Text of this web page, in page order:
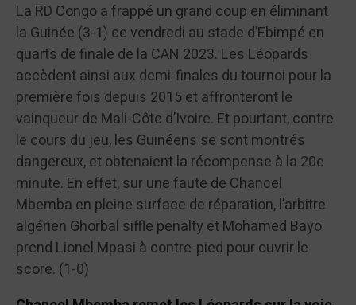
La RD Congo a frappé un grand coup en éliminant
la Guinée (3-1) ce vendredi au stade d’Ebimpé en
quarts de finale de la CAN 2023. Les Léopards
accèdent ainsi aux demi-finales du tournoi pour la
première fois depuis 2015 et affronteront le
vainqueur de Mali-Côte d’Ivoire. Et pourtant, contre
le cours du jeu, les Guinéens se sont montrés
dangereux, et obtenaient la récompense à la 20e
minute. En effet, sur une faute de Chancel
Mbemba en pleine surface de réparation, l’arbitre
algérien Ghorbal siffle penalty et Mohamed Bayo
prend Lionel Mpasi à contre-pied pour ouvrir le
score. (1-0)